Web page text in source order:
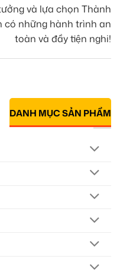
và lựa chọn Thành
có những hành trình an
toàn và đầy tiện nghi!
DANH MỤC SẢN PHẨM